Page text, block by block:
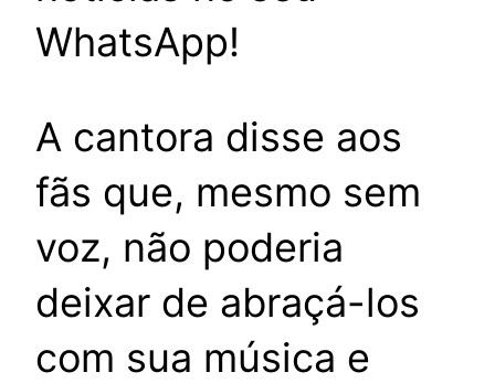
WhatsApp!
A cantora disse aos
fãs que, mesmo sem
voz, não poderia
deixar de abraçá-los
com sua música e